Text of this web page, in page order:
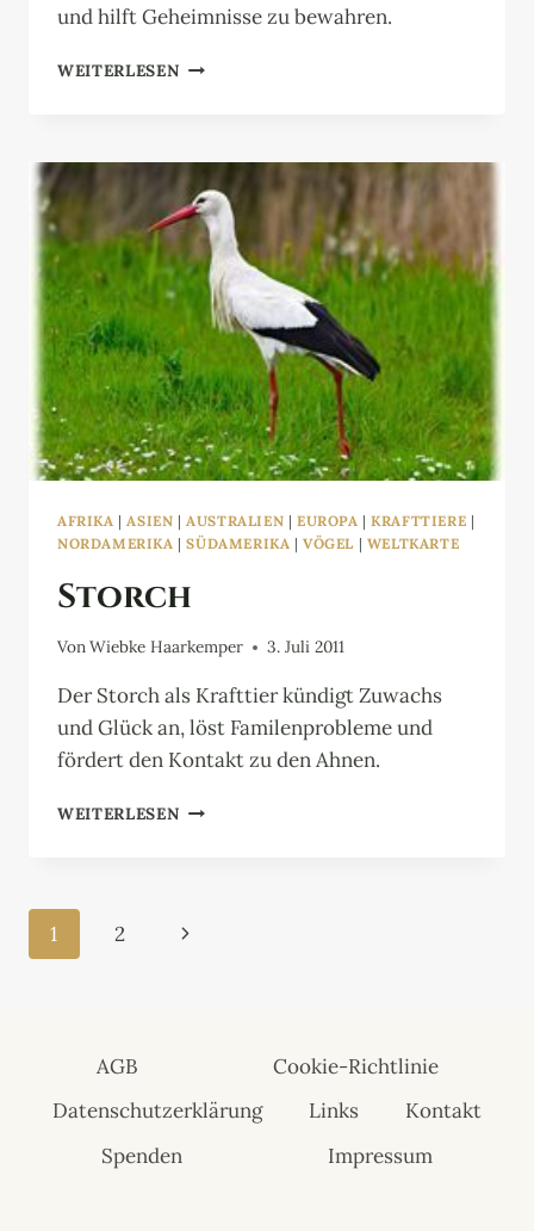
und hilft Geheimnisse zu bewahren.
WEITERLESEN RABE
AFRIKA | ASIEN | AUSTRALIEN | EUROPA |KRAFTTIERE |
NORDAMERIKA |SÜDAMERIKA |VÖGEL | WELTKARTE
Storch
VonWiebke Haarkemper 3. Juli 2011
Der Storch als Krafttier kündigt Zuwachs
und Glück an, löst Familenprobleme und
fördert den Kontakt zu den Ahnen.
WEITERLESEN STORCH
Seitennavigation
1 2
Nächste
AGB
Cookie-Richtlinie
Datenschutzerklärung
Links
Kontakt
Spenden
Impressum